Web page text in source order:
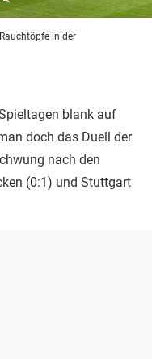
in der
blank auf
doch das Duell der
nach den
(0:1) und Stuttgart